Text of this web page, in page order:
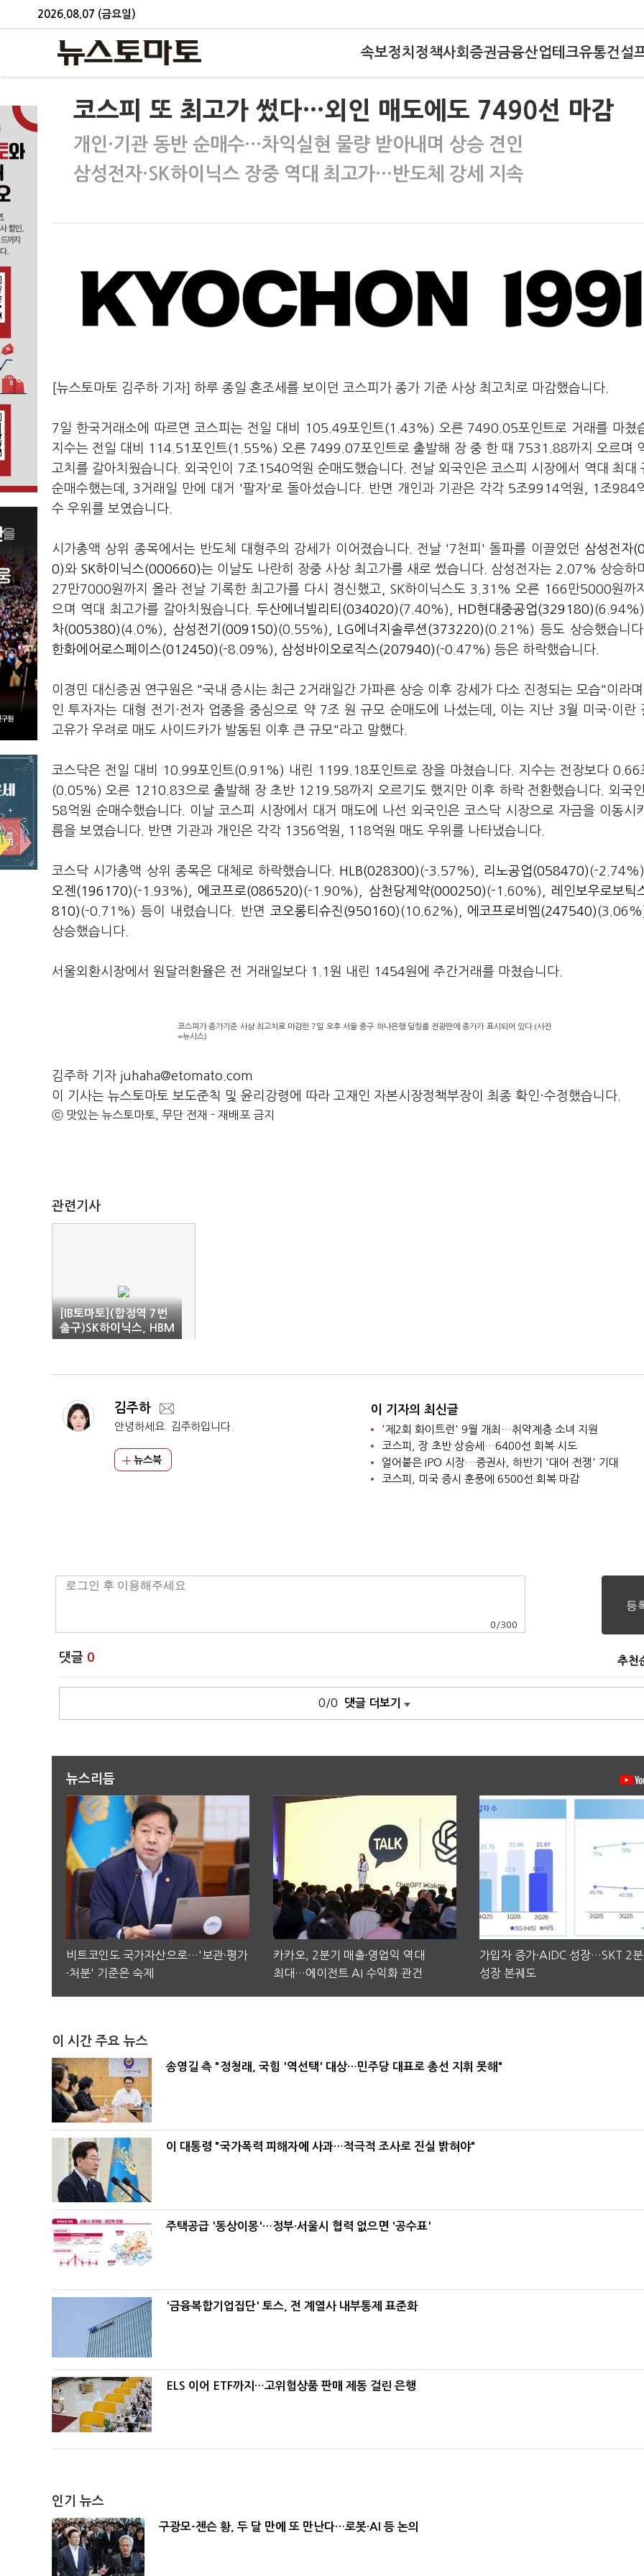
2026.08.07 (금요일)
속보정치 정책사회 증권금융산업테크유통건설
코스피 또 최고가 썼다…외인 매도에도 7490선 마감
개인·기관 동반 순매수…차익실현 물량 받아내며 상승 견인
삼성전자·SK하이닉스 장중 역대 최고가…반도체 강세 지속
[뉴스토마토 김주하 기자] 하루 종일 혼조세를 보이던 코스피가 종가 기준 사상 최고치로 마감했습니다.
7일 한국거래소에 따르면 코스피는 전일 대비 105.49포인트(1.43%) 오른 7490.05포인트로 거래를 마쳤
지수는 전일 대비 114.51포인트(1.55%) 오른 7499.07포인트로 출발해 장 중 한 때 7531.88까지 오르며
고치를 갈아치웠습니다. 외국인이 7조1540억원 순매도했습니다. 전날 외국인은 코스피 시장에서 역대 최대
순매수했는데, 3거래일 만에 대거 '팔자'로 돌아섰습니다. 반면 개인과 기관은 각각 5조9914억원, 1조984
수 우위를 보였습니다.
시가총액 상위 종목에서는 반도체 대형주의 강세가 이어졌습니다. 전날 '7천피' 돌파를 이끌었던 삼성전자
0)와 SK하이닉스(000660)는 이날도 나란히 장중 사상 최고가를 새로 썼습니다. 삼성전자는 2.07% 상승하
27만7000원까지 올라 전날 기록한 최고가를 다시 경신했고, SK하이닉스도 3.31% 오른 166만5000원까
으며 역대 최고가를 갈아치웠습니다.두산에너빌리티(034020)(7.40%), HD현대중공업(329180)
차(005380)(4.0%), 삼성전기(009150)(0.55%), LG에너지솔루션(373220)(0.21%) 등도 상승했습니
한화에어로스페이스(012450)(-8.09%), 삼성바이오로직스(207940)(-0.47%) 등은 하락했습니다.
이경민 대신증권 연구원은 "국내 증시는 최근 2거래일간 가파른 상승 이후 강세가 다소 진정되는 모습"이라
인 투자자는 대형 전기·전자 업종을 중심으로 약 7조 원 규모 순매도에 나섰는데, 이는 지난 3월 미국·이란
고유가 우려로 매도 사이드카가 발동된 이후 큰 규모"라고 말했다.
코스닥은 전일 대비 10.99포인트(0.91%) 내린 1199.18포인트로 장을 마쳤습니다. 지수는 전장보다 0.66
(0.05%) 오른 1210.83으로 출발해 장 초반 1219.58까지 오르기도 했지만 이후 하락 전환했습니다. 외국
58억원 순매수했습니다. 이날 코스피 시장에서 대거 매도에 나선 외국인은 코스닥 시장으로 자금을 이동시
름을 보였습니다. 반면 기관과 개인은 각각 1356억원, 118억원 매도 우위를 나타냈습니다.
코스닥 시가총액 상위 종목은 대체로 하락했습니다. HLB(028300)(-3.57%), 리노공업(058470)(-
오젠(196170)(-1.93%), 에코프로(086520)(-1.90%), 삼천당제약(000250)(-1.60%),레인보우로보틱
810)(-0.71%) 등이 내렸습니다. 반면 코오롱티슈진(950160)(10.62%), 에코프로비엠(247540)
상승했습니다.
서울외환시장에서 원달러환율은 전 거래일보다 1.1원 내린 1454원에 주간거래를 마쳤습니다.
코스피가 종가기준 사상 최고치로 마감한 7일 오후 서울 중구 하나은행 딜링룸 전광판에 종가가 표시되어 있다.(사진
=뉴시스)
김주하 기자 juhaha@etomato.com
이 기사는 뉴스토마토 보도준칙 및 윤리강령에 따라 고재인 자본시장정책부장이 최종 확인·수정했습니다.
ⓒ 맛있는 뉴스토마토, 무단 전재 - 재배포 금지
관련기사
[IB토마토](합정역 7번
출구)SK하이닉스, HBM
굴욕에서 엔비디아 동맹
김주하
안녕하세요. 김주하입니다.
뉴스북
이 기자의 최신글
'제2회 화이트런' 9월 개최…취약계층 소녀 지원
코스피, 장 초반 상승세…6400선 회복 시도
얼어붙은 IPO 시장…증권사, 하반기 '대어 전쟁' 기대
코스피, 미국 증시 훈풍에 6500선 회복 마감
0 /300
댓글 0 추천
0/0 댓글 더보기
뉴스리듬
비트코인도 국가자산으로…'보관·평가
·처분' 기준은 숙제
카카오, 2분기 매출·영업익 역대
최대…에이전트 AI 수익화 관건
가입자 증가·AIDC 성장…SKT 2
성장 본궤도
이 시간 주요 뉴스
송영길 측 "정청래, 국힘 '역선택' 대상…민주당 대표로 총선 지휘 못해"
이 대통령 "국가폭력 피해자에 사과…적극적 조사로 진실 밝혀야"
주택공급 '동상이몽'…정부·서울시 협력 없으면 '공수표'
'금융복합기업집단' 토스, 전 계열사 내부통제 표준화
ELS 이어 ETF까지…고위험상품 판매 제동 걸린 은행
인기 뉴스
구광모-젠슨 황, 두 달 만에 또 만난다…로봇·AI 등 논의